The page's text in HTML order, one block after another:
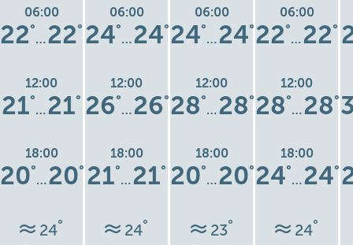
06:00
22°
…22°
12:00
21°
…21°
18:00
20°
…20°
24°
06:00
24°
…24°
12:00
26°
…26°
18:00
21°
…21°
24°
06:00
24°
…24°
12:00
28°
…28°
18:00
20°
…20°
23°
06:00
22°
…22°
12:00
28°
…28°
18:00
24°
…24°
24°